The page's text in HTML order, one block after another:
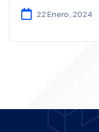
22 Enero, 2024